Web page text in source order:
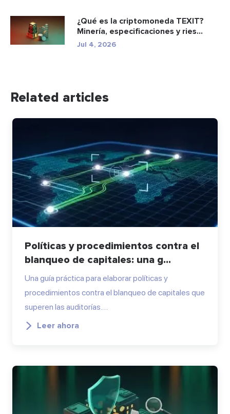
¿Qué es la criptomoneda TEXIT?
Minería, especificaciones y ries...
Jul 4, 2026
Related articles
Políticas y procedimientos contra el
blanqueo de capitales: una g...
Una guía práctica para elaborar políticas y
procedimientos contra el blanqueo de capitales que
superen las auditorías.…
Leer ahora